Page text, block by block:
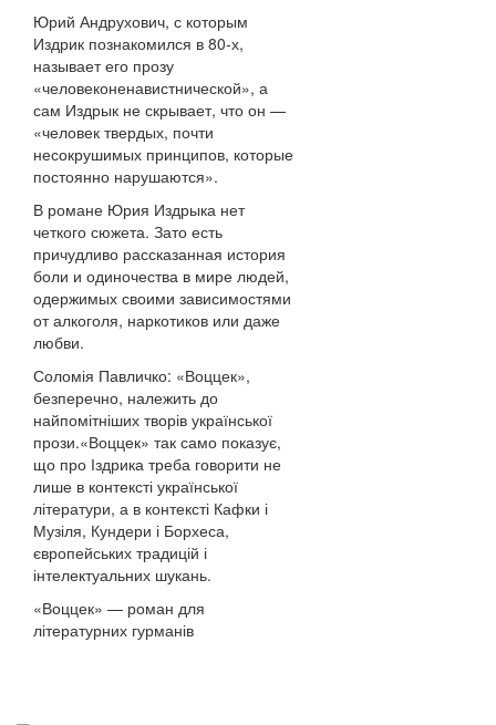
Юрий Андрухович, с которым
Издрик познакомился в 80-х,
называет его прозу
«человеконенавистнической», а
сам Издрык не скрывает, что он —
«человек твердых, почти
несокрушимых принципов, которые
постоянно нарушаются».
В романе Юрия Издрыка нет
четкого сюжета. Зато есть
причудливо рассказанная история
боли и одиночества в мире людей,
одержимых своими зависимостями
от алкоголя, наркотиков или даже
любви.
Соломія Павличко: «Воццек»,
безперечно, належить до
найпомітніших творів української
прози.«Воццек» так само показує,
що про Іздрика треба говорити не
лише в контексті української
літератури, а в контексті Кафки і
Музіля, Кундери і Борхеса,
європейських традицій і
інтелектуальних шукань.
«Воццек» — роман для
літературних гурманів